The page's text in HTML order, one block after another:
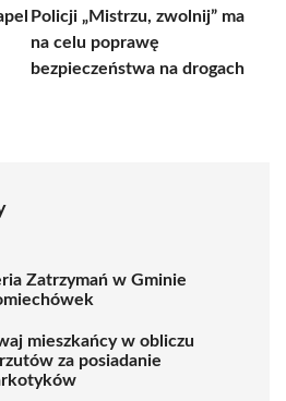
Policji „Mistrzu, zwolnij” ma
na celu poprawę
bezpieczeństwa na drogach
Zatrzymań w Gminie
mieszkańcy w obliczu
za posiadanie